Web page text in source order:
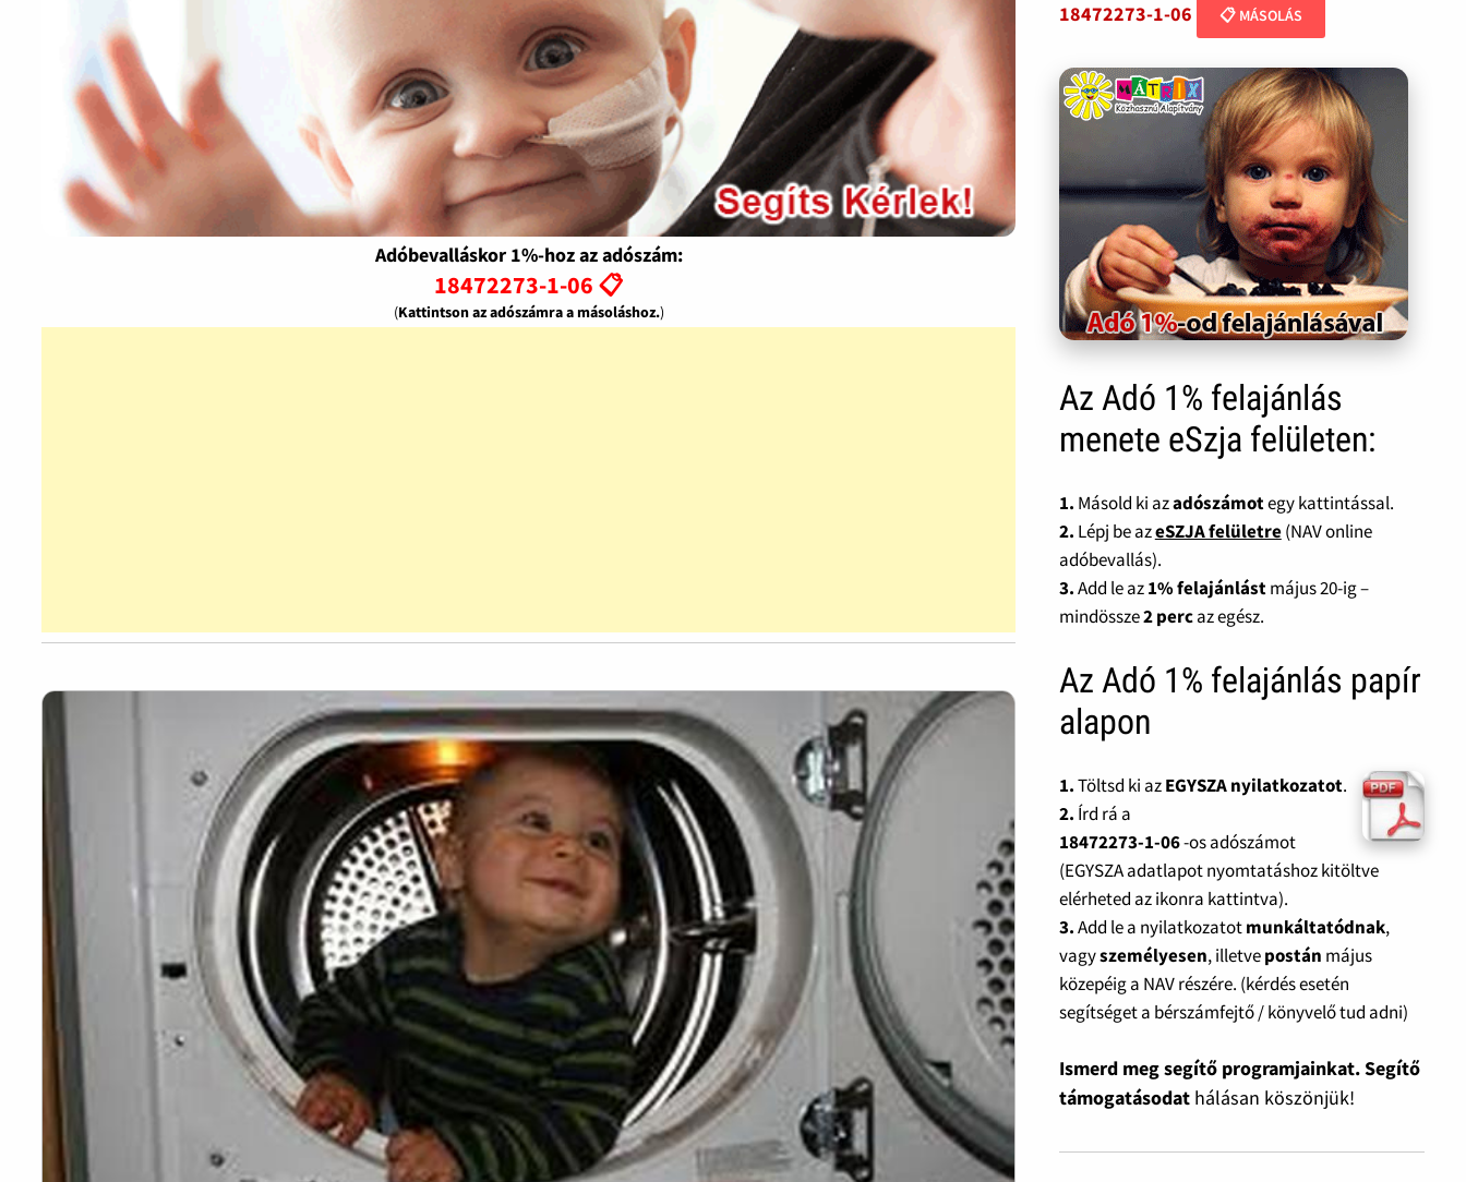
Adóbevalláskor 1%-hoz az adószám:
18472273-1-06 📋
(Kattintson az adószámra a másoláshoz.)
18472273-1-06 📋 MÁSOLÁS
Az Adó 1% felajánlás
menete eSzja felületen:
1. Másold ki azadószámotegy kattintással.
2. Lépj be azeSZJA felületre(NAV online
adóbevallás).
3.Add le az1% felajánlástmájus 20-ig –
mindössze2 percaz egész.
Az Adó 1% felajánlás papír
alapon
1.Töltsd ki azEGYSZA nyilatkozatot.
2. Írd rá a
18472273-1-06-os adószámot
(EGYSZA adatlapot nyomtatáshoz kitöltve
elérheted az ikonra kattintva).
3.Add le a nyilatkozatotmunkáltatódnak,
vagyszemélyesen, illetvepostán május
közepéig a NAV részére. (kérdés esetén
segítséget a bérszámfejtő / könyvelő tud adni)
Ismerd meg segítő programjainkat. Segítő
támogatásodat hálásan köszönjük!